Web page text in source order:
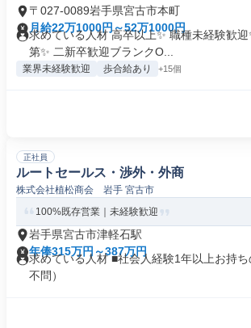
〒027-0089岩手県宮古市本町
月給22万1000円～52万1000円
求めている人材 高卒以上✨ 職種未経験歓
第✨ 二新卒歓迎ブランクO...
業界未経験歓迎 歩合給あり +15個
正社員
ルートセールス・渉外・外商
株式会社植松商会 岩手 宮古市
100%既存営業｜未経験歓迎
岩手県宮古市津軽石駅
年俸315万円～387万円
求めている人材 ■社会人経験1年以上お持
不問）